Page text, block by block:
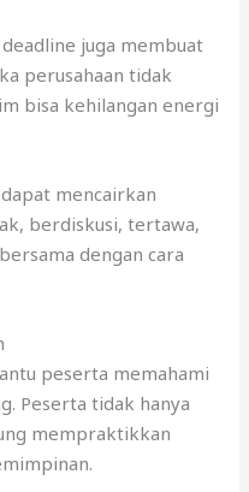
juga membuat
perusahaan tidak
bisa kehilangan energi
mencairkan
berdiskusi, tertawa,
dengan cara
peserta memahami
Peserta tidak hanya
mempraktikkan